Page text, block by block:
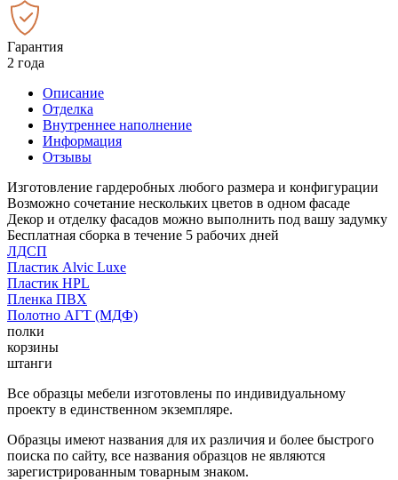
Гарантия
2 года
Описание
Отделка
Внутреннее наполнение
Информация
Отзывы
Изготовление гардеробных любого размера и конфигурации
Возможно сочетание нескольких цветов в одном фасаде
Декор и отделку фасадов можно выполнить под вашу задумку
Бесплатная сборка в течение 5 рабочих дней
ЛДСП
Пластик Alvic Luxe
Пластик HPL
Пленка ПВХ
Полотно АГТ (МДФ)
полки
корзины
штанги
Все образцы мебели изготовлены по индивидуальному
проекту в единственном экземпляре.
Образцы имеют названия для их различия и более быстрого
поиска по сайту, все названия образцов не являются
зарегистрированным товарным знаком.